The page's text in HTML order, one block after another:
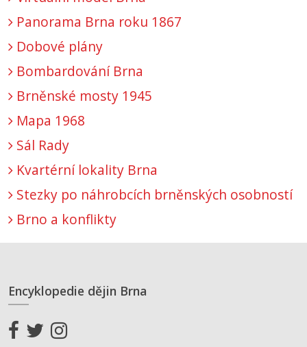
Panorama Brna roku 1867
Dobové plány
Bombardování Brna
Brněnské mosty 1945
Mapa 1968
Sál Rady
Kvartérní lokality Brna
Stezky po náhrobcích brněnských osobností
Brno a konflikty
Encyklopedie dějin Brna